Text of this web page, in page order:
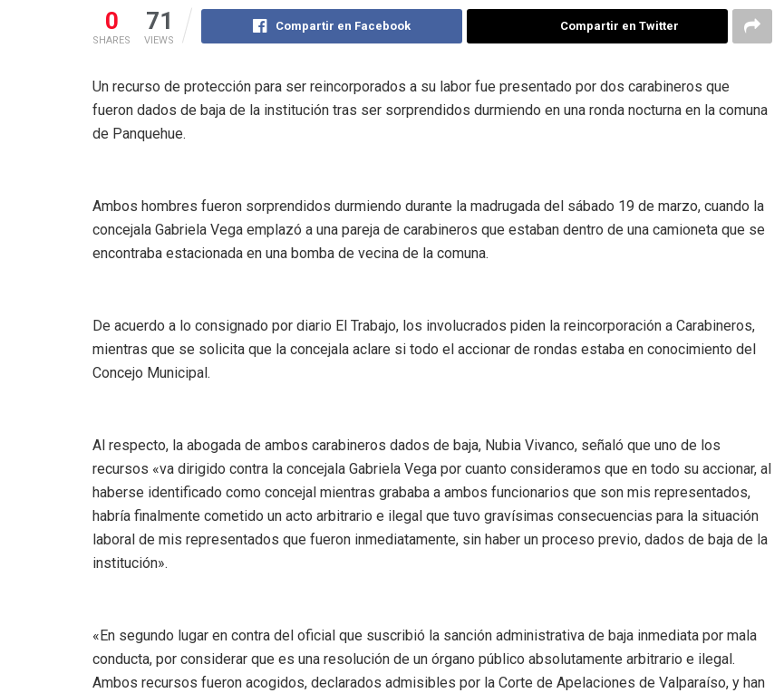
0
SHARES
71
VIEWS
Compartir en Facebook Compartir en Twitter
Un recurso de protección para ser reincorporados a su labor fue presentado por dos carabineros que
fueron dados de baja de la institución tras ser sorprendidos durmiendo en una ronda nocturna en la comuna
de Panquehue.
Ambos hombres fueron sorprendidos durmiendo durante la madrugada del sábado 19 de marzo, cuando la
concejala Gabriela Vega emplazó a una pareja de carabineros que estaban dentro de una camioneta que se
encontraba estacionada en una bomba de vecina de la comuna.
De acuerdo a lo consignado por diario El Trabajo, los involucrados piden la reincorporación a Carabineros,
mientras que se solicita que la concejala aclare si todo el accionar de rondas estaba en conocimiento del
Concejo Municipal.
Al respecto, la abogada de ambos carabineros dados de baja, Nubia Vivanco, señaló que uno de los
recursos «va dirigido contra la concejala Gabriela Vega por cuanto consideramos que en todo su accionar, al
haberse identificado como concejal mientras grababa a ambos funcionarios que son mis representados,
habría finalmente cometido un acto arbitrario e ilegal que tuvo gravísimas consecuencias para la situación
laboral de mis representados que fueron inmediatamente, sin haber un proceso previo, dados de baja de la
institución».
«En segundo lugar en contra del oficial que suscribió la sanción administrativa de baja inmediata por mala
conducta, por considerar que es una resolución de un órgano público absolutamente arbitrario e ilegal.
Ambos recursos fueron acogidos, declarados admisibles por la Corte de Apelaciones de Valparaíso, y han